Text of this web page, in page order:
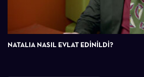
NATALIA NASIL EVLAT EDİNİLDİ?